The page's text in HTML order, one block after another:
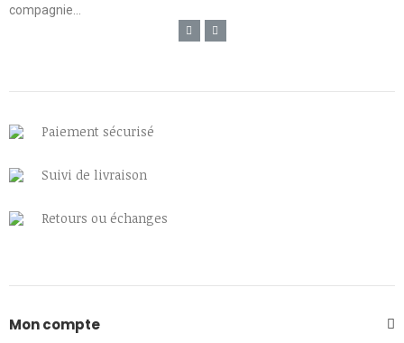
compagnie...
Paiement sécurisé
Suivi de livraison
Retours ou échanges
Mon compte